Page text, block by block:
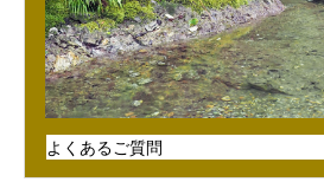
よくあるご質問